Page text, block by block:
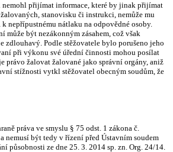
přijímat informace, které by jinak přijímat
stanovisku či instrukci, nemůže mu
nepřípustnému nátlaku na odpovědné osoby.
může být nezákonným zásahem, což však
Podle stěžovatele bylo porušeno jeho
při výkonu své úřední činnosti mohou posílat
právo žalovat žalované jako správní orgány, aniž
stížnosti vytkl stěžovatel obecným soudům, že
práva ve smyslu § 75 odst. 1 zákona č.
nemusí být tedy v řízení před Ústavním soudem
působnosti ze dne 25. 3. 2014 sp. zn. Org. 24/14.